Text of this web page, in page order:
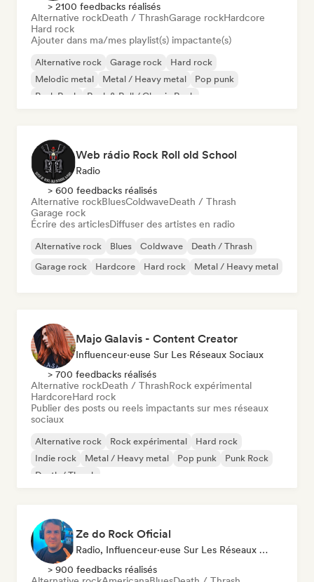
> 2100 feedbacks réalisés
Alternative rockDeath / ThrashGarage rockHardcore
Hard rock
Ajouter dans ma/mes playlist(s) impactante(s)
Alternative rock Garage rock
Hard rock
Melodic metal
Metal / Heavy metal
Pop punk
Punk Rock
Rock & Roll / Classic Rock
Web rádio Rock Roll old School
Radio
> 600 feedbacks réalisés
Alternative rockBluesColdwaveDeath / Thrash
Garage rock
Écrire des articlesDiffuser des artistes en radio
Alternative rock Blues Coldwave
Death / Thrash
Garage rock
Hardcore Hard rock Metal / Heavy metal
Majo Galavis - Content Creator
Influenceur·euse Sur Les Réseaux Sociaux
> 700 feedbacks réalisés
Alternative rockDeath / ThrashRock expérimental
HardcoreHard rock
Publier des posts ou reels impactants sur mes réseaux
sociaux
Alternative rock Rock expérimental
Hard rock
Indie rock
Metal / Heavy metal Pop punk
Punk Rock
Death / Thrash
Ze do Rock Oficial
Radio, Influenceur·euse Sur Les Réseaux Sociaux
> 900 feedbacks réalisés